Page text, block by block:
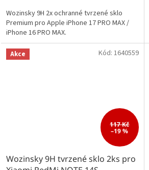
Wozinsky 9H 2x ochranné tvrzené sklo
Premium pro Apple iPhone 17 PRO MAX /
iPhone 16 PRO MAX.
Akce
117 Kč
–19 %
Wozinsky 9H tvrzené sklo 2ks pro
Kód: 1640559